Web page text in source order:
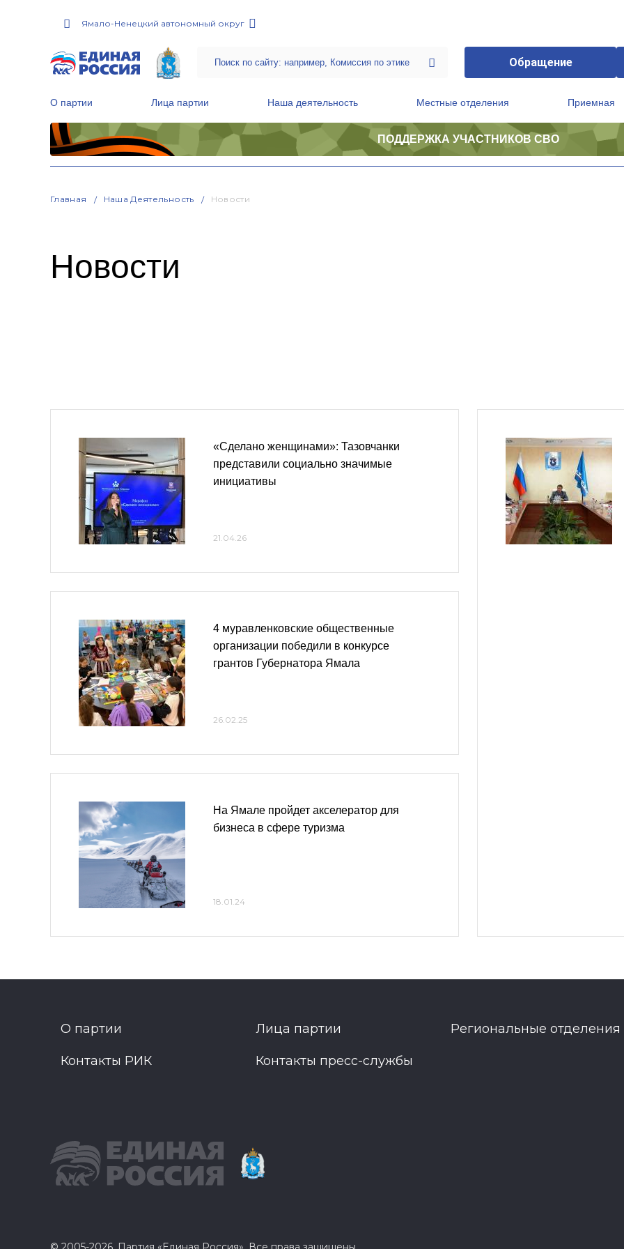
Ямало-Ненецкий автономный округ
Обращение
О партии Лица партии Наша деятельность Местные отделения Приемная
ПОДДЕРЖКА УЧАСТНИКОВ СВО
Главная Наша Деятельность Новости
Новости
«Сделано женщинами»: Тазовчанки
представили социально значимые
инициативы
21.04.26
4 муравленковские общественные
организации победили в конкурсе
грантов Губернатора Ямала
26.02.25
На Ямале пройдет акселератор для
бизнеса в сфере туризма
18.01.24
О партии Лица партии Региональные отделения
Контакты РИК Контакты пресс-службы